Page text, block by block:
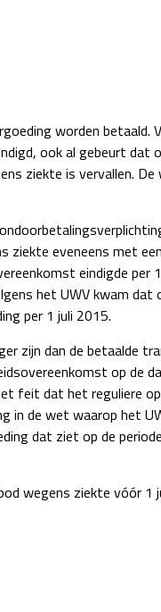
worden betaald.
ook al gebeurt dat
ziekte is vervallen.
eveneens met
eindigde per
het UWV kwam dat
per 1 juli 2015.
zijn dan de betaalde
op de
feit dat het reguliere
in de wet waarop het
dat ziet op de
wegens ziekte vóór 1